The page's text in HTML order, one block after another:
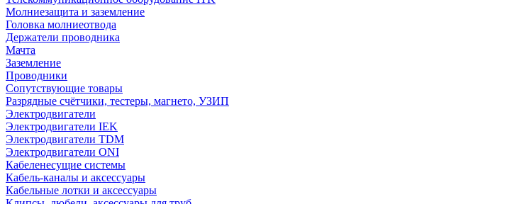
Молниезащита и заземление
Головка молниеотвода
Держатели проводника
Мачта
Заземление
Проводники
Сопутствующие товары
Разрядные счётчики, тестеры, магнето, УЗИП
Электродвигатели
Электродвигатели IEK
Электродвигатели TDM
Электродвигатели ONI
Кабеленесущие системы
Кабель-каналы и аксессуары
Кабельные лотки и аксессуары